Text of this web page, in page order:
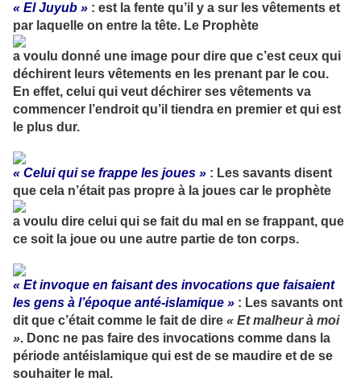
« El Juyub » : est la fente qu’il y a sur les vêtements et
par laquelle on entre la tête. Le Prophète
a voulu donné une image pour dire que c’est ceux qui
déchirent leurs vêtements en les prenant par le cou.
En effet, celui qui veut déchirer ses vêtements va
commencer l’endroit qu’il tiendra en premier et qui est
le plus dur.
« Celui qui se frappe les joues » : Les savants disent
que cela n’était pas propre à la joues car le prophète
a voulu dire celui qui se fait du mal en se frappant, que
ce soit la joue ou une autre partie de ton corps.
« Et invoque en faisant des invocations que faisaient
les gens à l’époque anté-islamique » : Les savants ont
dit que c’était comme le fait de dire « Et malheur à moi
». Donc ne pas faire des invocations comme dans la
période antéislamique qui est de se maudire et de se
souhaiter le mal.